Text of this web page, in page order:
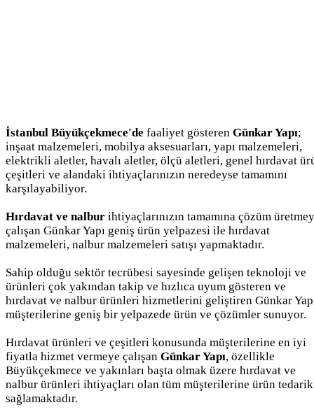
İstanbul Büyükçekmece'de faaliyet gösteren Günkar Yapı;
inşaat malzemeleri, mobilya aksesuarları, yapı malzemeleri,
elektrikli aletler, havalı aletler, ölçü aletleri, genel hırdavat
çeşitleri ve alandaki ihtiyaçlarınızın neredeyse tamamını
karşılayabiliyor.
Hırdavat ve nalbur ihtiyaçlarınızın tamamına çözüm
çalışan Günkar Yapı geniş ürün yelpazesi ile hırdavat
malzemeleri, nalbur malzemeleri satışı yapmaktadır.
Sahip olduğu sektör tecrübesi sayesinde gelişen teknoloji ve
ürünleri çok yakından takip ve hızlıca uyum gösteren ve
hırdavat ve nalbur ürünleri hizmetlerini geliştiren Günkar
müşterilerine geniş bir yelpazede ürün ve çözümler sunuyor.
Hırdavat ürünleri ve çeşitleri konusunda müşterilerine en iyi
fiyatla hizmet vermeye çalışan Günkar Yapı, özellikle
Büyükçekmece ve yakınları başta olmak üzere hırdavat ve
nalbur ürünleri ihtiyaçları olan tüm müşterilerine ürün
sağlamaktadır.